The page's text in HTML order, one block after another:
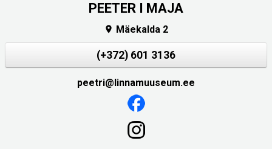
PEETER I MAJA
 Mäekalda 2
(+372) 601 3136
peetri@linnamuuseum.ee